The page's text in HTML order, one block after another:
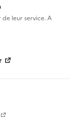
de leur service. A